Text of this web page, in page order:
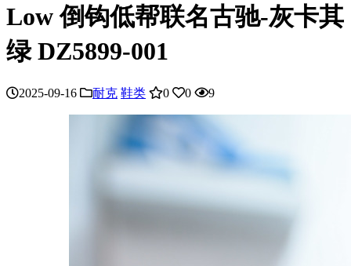
Low 倒钩低帮联名古驰-灰卡其
绿 DZ5899-001
2025-09-16 耐克 鞋类 0 0 9